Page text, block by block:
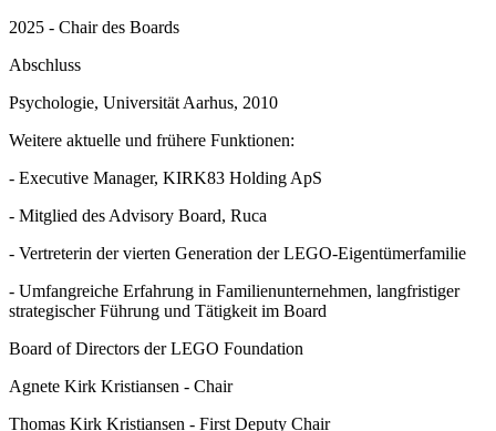
2025 - Chair des Boards
Abschluss
Psychologie, Universität Aarhus, 2010
Weitere aktuelle und frühere Funktionen:
- Executive Manager, KIRK83 Holding ApS
- Mitglied des Advisory Board, Ruca
- Vertreterin der vierten Generation der LEGO-Eigentümerfamilie
- Umfangreiche Erfahrung in Familienunternehmen, langfristiger
strategischer Führung und Tätigkeit im Board
Board of Directors der LEGO Foundation
Agnete Kirk Kristiansen - Chair
Thomas Kirk Kristiansen - First Deputy Chair